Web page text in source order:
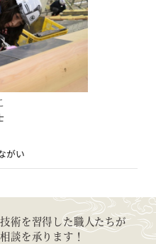
がい
術を習得した職人たちが
談を承ります！